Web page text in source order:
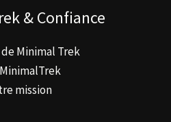
& Confiance
Minimal Trek
mission